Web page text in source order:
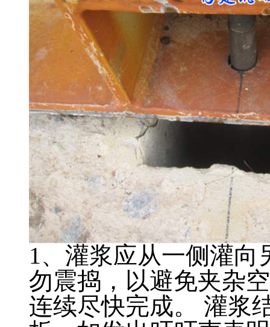
1、灌浆应从一侧灌
勿震捣，以避免夹杂
连续尽快完成。 灌浆